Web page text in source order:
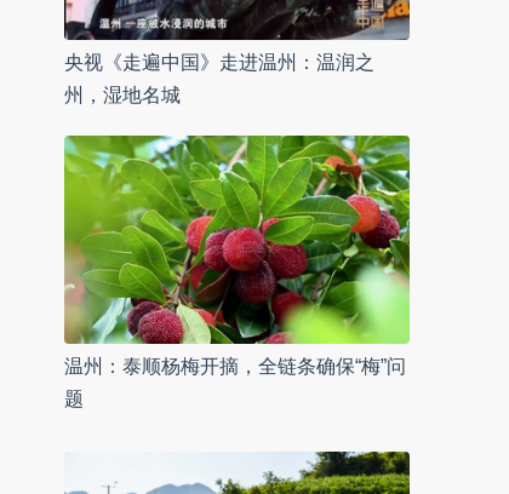
央视《走遍中国》走进温州：温润之
州，湿地名城
温州：泰顺杨梅开摘，全链条确保“梅”问
题